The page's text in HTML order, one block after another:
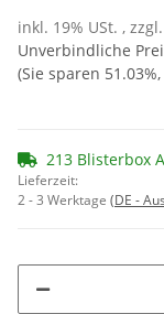
inkl. 19% USt. , zzgl.
Unverbindliche
(Sie sparen 51.03%
213 Blisterbox
Lieferzeit:
2 - 3 Werktage (DE -